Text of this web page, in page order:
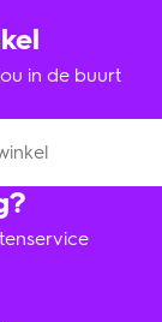
in de buurt